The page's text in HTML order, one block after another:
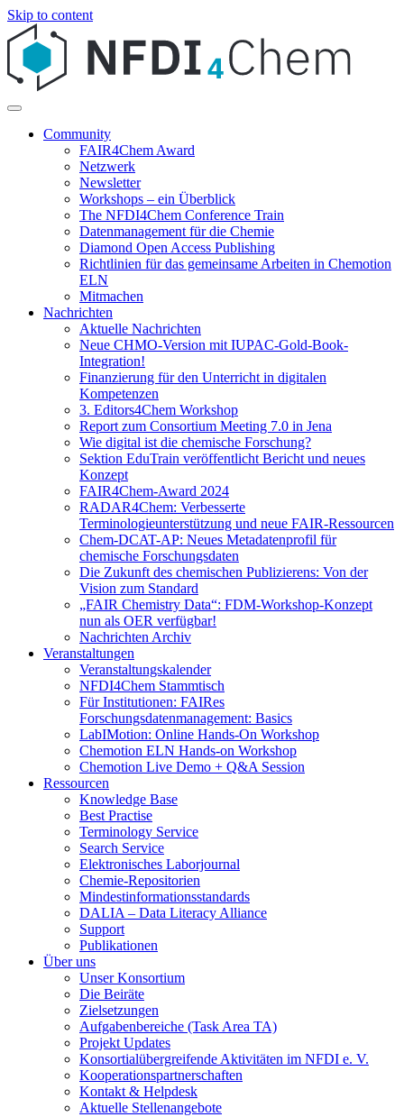
Skip to content
Community
FAIR4Chem Award
Netzwerk
Newsletter
Workshops – ein Überblick
The NFDI4Chem Conference Train
Datenmanagement für die Chemie
Diamond Open Access Publishing
Richtlinien für das gemeinsame Arbeiten in Chemotion
ELN
Mitmachen
Nachrichten
Aktuelle Nachrichten
Neue CHMO-Version mit IUPAC-Gold-Book-
Integration!
Finanzierung für den Unterricht in digitalen
Kompetenzen
3. Editors4Chem Workshop
Report zum Consortium Meeting 7.0 in Jena
Wie digital ist die chemische Forschung?
Sektion EduTrain veröffentlicht Bericht und neues
Konzept
FAIR4Chem-Award 2024
RADAR4Chem: Verbesserte
Terminologieunterstützung und neue FAIR-Ressourcen
Chem-DCAT-AP: Neues Metadatenprofil für
chemische Forschungsdaten
Die Zukunft des chemischen Publizierens: Von der
Vision zum Standard
„FAIR Chemistry Data“: FDM-Workshop-Konzept
nun als OER verfügbar!
Nachrichten Archiv
Veranstaltungen
Veranstaltungskalender
NFDI4Chem Stammtisch
Für Institutionen: FAIRes
Forschungsdatenmanagement: Basics
LabIMotion: Online Hands-On Workshop
Chemotion ELN Hands-on Workshop
Chemotion Live Demo + Q&A Session
Ressourcen
Knowledge Base
Best Practise
Terminology Service
Search Service
Elektronisches Laborjournal
Chemie-Repositorien
Mindestinformationsstandards
DALIA – Data Literacy Alliance
Support
Publikationen
Über uns
Unser Konsortium
Die Beiräte
Zielsetzungen
Aufgabenbereiche (Task Area TA)
Projekt Updates
Konsortialübergreifende Aktivitäten im NFDI e. V.
Kooperationspartnerschaften
Kontakt & Helpdesk
Aktuelle Stellenangebote